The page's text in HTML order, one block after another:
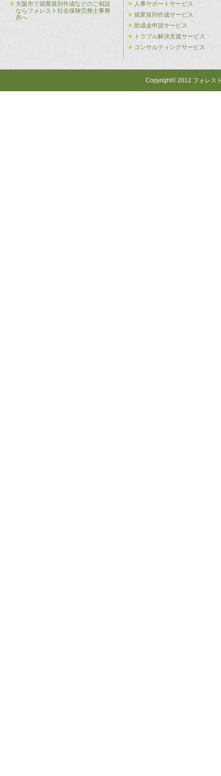
大阪市で就業規則作成などのご相談
ならフォレスト社会保険労務士事務
所へ
人事サポートサービス
就業規則作成サービス
助成金申請サービス
トラブル解決支援サービス
コンサルティングサービス
Copyright© 2012 フォレス